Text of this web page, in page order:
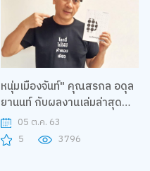
หนุ่มเมืองจันท์" คุณสรกล อดุล
ยานนท์ กับผลงานเล่มล่าสุด
โลกนี้ไม่ได้มีคำตอบเดียว
05 ต.ค. 63
5
3796